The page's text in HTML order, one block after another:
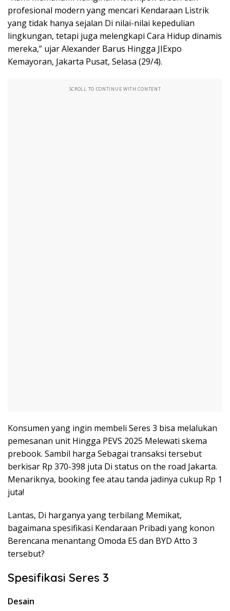
profesional modern yang mencari Kendaraan Listrik
yang tidak hanya sejalan Di nilai-nilai kepedulian
lingkungan, tetapi juga melengkapi Cara Hidup dinamis
mereka,” ujar Alexander Barus Hingga JIExpo
Kemayoran, Jakarta Pusat, Selasa (29/4).
SCROLL TO CONTINUE WITH CONTENT
Konsumen yang ingin membeli Seres 3 bisa melalukan
pemesanan unit Hingga PEVS 2025 Melewati skema
prebook. Sambil harga Sebagai transaksi tersebut
berkisar Rp 370-398 juta Di status on the road Jakarta.
Menariknya, booking fee atau tanda jadinya cukup Rp 1
juta!
Lantas, Di harganya yang terbilang Memikat,
bagaimana spesifikasi Kendaraan Pribadi yang konon
Berencana menantang Omoda E5 dan BYD Atto 3
tersebut?
Spesifikasi Seres 3
Desain